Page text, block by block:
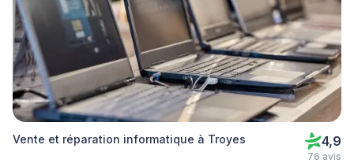
Vente et réparation informatique à Troyes 4,9
76 avis